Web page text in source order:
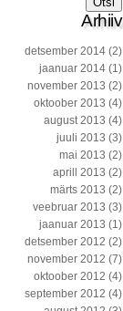
Arhiiv
detsember 2014 (2)
jaanuar 2014 (1)
november 2013 (2)
oktoober 2013 (4)
august 2013 (4)
juuli 2013 (3)
mai 2013 (2)
aprill 2013 (2)
märts 2013 (2)
veebruar 2013 (3)
jaanuar 2013 (1)
detsember 2012 (2)
november 2012 (7)
oktoober 2012 (4)
september 2012 (4)